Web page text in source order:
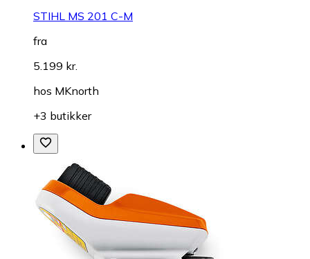
STIHL MS 201 C-M
fra
5.199 kr.
hos MKnorth
+3 butikker